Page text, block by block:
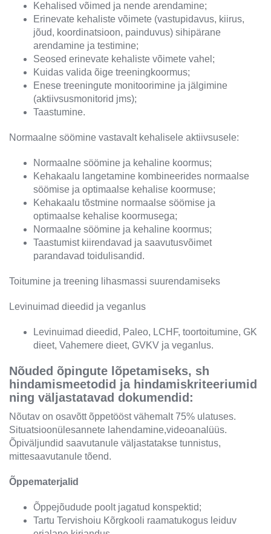
Kehalised võimed ja nende arendamine;
Erinevate kehaliste võimete (vastupidavus, kiirus,
jõud, koordinatsioon, painduvus) sihipärane
arendamine ja testimine;
Seosed erinevate kehaliste võimete vahel;
Kuidas valida õige treeningkoormus;
Enese treeningute monitoorimine ja jälgimine
(aktiivsusmonitorid jms);
Taastumine.
Normaalne söömine vastavalt kehalisele aktiivsusele:
Normaalne söömine ja kehaline koormus;
Kehakaalu langetamine kombineerides normaalse
söömise ja optimaalse kehalise koormuse;
Kehakaalu tõstmine normaalse söömise ja
optimaalse kehalise koormusega;
Normaalne söömine ja kehaline koormus;
Taastumist kiirendavad ja saavutusvõimet
parandavad toidulisandid.
Toitumine ja treening lihasmassi suurendamiseks
Levinuimad dieedid ja veganlus
Levinuimad dieedid, Paleo, LCHF, toortoitumine, GK
dieet, Vahemere dieet, GVKV ja veganlus.
Nõuded õpingute lõpetamiseks, sh
hindamismeetodid ja hindamiskriteeriumid
ning väljastatavad dokumendid:
Nõutav on osavõtt õppetööst vähemalt 75% ulatuses.
Situatsioonülesannete lahendamine,videoanalüüs.
Õpiväljundid saavutanule väljastatakse tunnistus,
mittesaavutanule tõend.
Õppematerjalid
Õppejõudude poolt jagatud konspektid;
Tartu Tervishoiu Kõrgkooli raamatukogus leiduv